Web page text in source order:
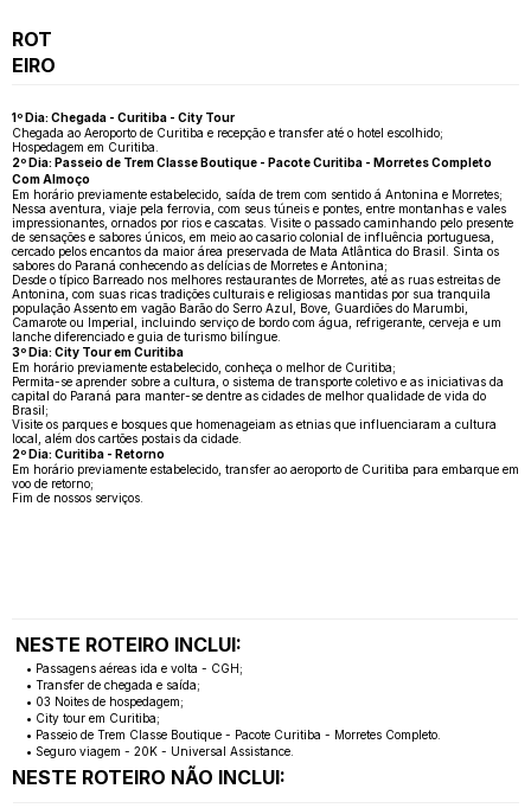
NESTE ROTEIRO INCLUI:
• Passagens aéreas ida e volta - CGH;
• Transfer de chegada e saída;
• 03 Noites de hospedagem;
• City tour em Curitiba;
• Passeio de Trem Classe Boutique - Pacote Curitiba - Morretes Completo.
• Seguro viagem - 20K - Universal Assistance.
NESTE ROTEIRO NÃO INCLUI:
ROT
EIRO
1º Dia: Chegada - Curitiba - City Tour
Chegada ao Aeroporto de Curitiba e recepção e transfer até o hotel escolhido;
Hospedagem em Curitiba.
2º Dia: Passeio de Trem Classe Boutique - Pacote Curitiba - Morretes Completo
Com Almoço
Em horário previamente estabelecido, saída de trem com sentido á Antonina e Morretes;
Nessa aventura, viaje pela ferrovia, com seus túneis e pontes, entre montanhas e vales
impressionantes, ornados por rios e cascatas. Visite o passado caminhando pelo presente
de sensações e sabores únicos, em meio ao casario colonial de influência portuguesa,
cercado pelos encantos da maior área preservada de Mata Atlântica do Brasil. Sinta os
sabores do Paraná conhecendo as delícias de Morretes e Antonina;
Desde o típico Barreado nos melhores restaurantes de Morretes, até as ruas estreitas de
Antonina, com suas ricas tradições culturais e religiosas mantidas por sua tranquila
população Assento em vagão Barão do Serro Azul, Bove, Guardiões do Marumbi,
Camarote ou Imperial, incluindo serviço de bordo com água, refrigerante, cerveja e um
lanche diferenciado e guia de turismo bilíngue.
3º Dia: City Tour em Curitiba
Em horário previamente estabelecido, conheça o melhor de Curitiba;
Permita-se aprender sobre a cultura, o sistema de transporte coletivo e as iniciativas da
capital do Paraná para manter-se dentre as cidades de melhor qualidade de vida do
Brasil;
Visite os parques e bosques que homenageiam as etnias que influenciaram a cultura
local, além dos cartões postais da cidade.
2º Dia: Curitiba - Retorno
Em horário previamente estabelecido, transfer ao aeroporto de Curitiba para embarque em
voo de retorno;
Fim de nossos serviços.